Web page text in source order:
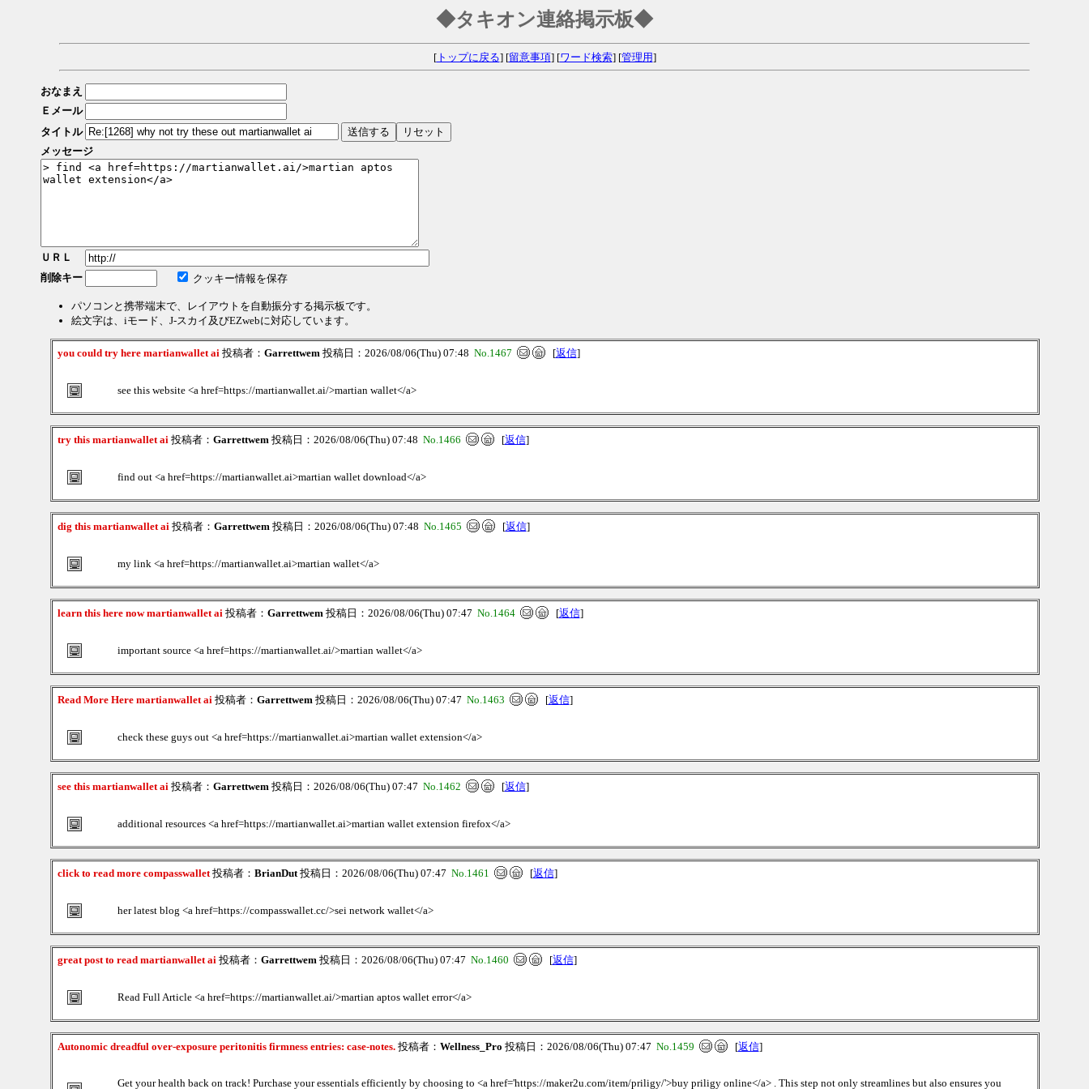
◆タキオン連絡掲示板◆
[トップに戻る] [留意事項] [ワード検索] [管理用]
おなまえ
Ｅメール
タイトル
メッセージ
ＵＲＬ
削除キー
クッキー情報を保存
パソコンと携帯端末で、レイアウトを自動振分する掲示板です。
絵文字は、iモード、J-スカイ及びEZwebに対応しています。
you could try here martianwallet ai投稿者： Garrettwem投稿日：2026/08/06(Thu) 07:48 No.1467 [返信]
see this website <a href=https://martianwallet.ai/>martian wallet</a>
try this martianwallet ai投稿者： Garrettwem投稿日：2026/08/06(Thu) 07:48 No.1466 [返信]
find out <a href=https://martianwallet.ai>martian wallet download</a>
dig this martianwallet ai投稿者： Garrettwem投稿日：2026/08/06(Thu) 07:48 No.1465 [返信]
my link <a href=https://martianwallet.ai>martian wallet</a>
learn this here now martianwallet ai投稿者： Garrettwem投稿日：2026/08/06(Thu) 07:47 No.1464 [返信]
important source <a href=https://martianwallet.ai/>martian wallet</a>
Read More Here martianwallet ai投稿者： Garrettwem投稿日：2026/08/06(Thu) 07:47 No.1463 [返信]
check these guys out <a href=https://martianwallet.ai>martian wallet extension</a>
see this martianwallet ai投稿者： Garrettwem投稿日：2026/08/06(Thu) 07:47 No.1462 [返信]
additional resources <a href=https://martianwallet.ai>martian wallet extension firefox</a>
click to read more compasswallet投稿者： BrianDut投稿日：2026/08/06(Thu) 07:47 No.1461 [返信]
her latest blog <a href=https://compasswallet.cc/>sei network wallet</a>
great post to read martianwallet ai投稿者： Garrettwem投稿日：2026/08/06(Thu) 07:47 No.1460 [返信]
Read Full Article <a href=https://martianwallet.ai/>martian aptos wallet error</a>
Autonomic dreadful over-exposure peritonitis firmness entries: case-notes. 投稿者： Wellness_Pro 投稿日：2026/08/06(Thu) 07:47 No.1459 [返信]
Get your health back on track! Purchase your essentials efficiently by choosing to <a href='https://maker2u.com/item/priligy/'>buy priligy online</a> . This step not only streamlines but also ensures you